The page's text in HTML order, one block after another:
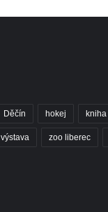
Děčín hokej kniha
výstava zoo liberec